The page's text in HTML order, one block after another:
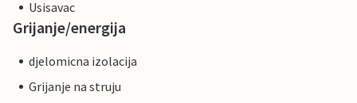
Usisavac
Grijanje/energija
djelomicna izolacija
Grijanje na struju